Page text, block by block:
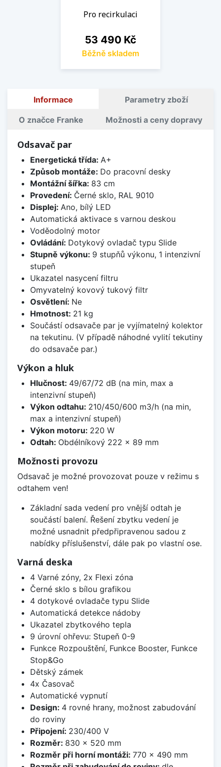
Pro recirkulaci
Cena
53 490 Kč
Běžně skladem
Informace Parametry zboží
O značce Franke Možnosti a ceny dopravy
Odsavač par
Energetická třída: A+
Způsob montáže: Do pracovní desky
Montážní šířka: 83 cm
Provedení: Černé sklo, RAL 9010
Displej: Ano, bílý LED
Automatická aktivace s varnou deskou
Voděodolný motor
Ovládání: Dotykový ovladač typu Slide
Stupně výkonu: 9 stupňů výkonu, 1 intenzivní
stupeň
Ukazatel nasycení filtru
Omyvatelný kovový tukový filtr
Osvětlení: Ne
Hmotnost: 21 kg
Součástí odsavače par je vyjímatelný kolektor
na tekutinu. (V případě náhodné vylití tekutiny
do odsavače par.)
Výkon a hluk
Hlučnost: 49/67/72 dB (na min, max a
intenzivní stupeň)
Výkon odtahu: 210/450/600 m3/h (na min,
max a intenzivní stupeň)
Výkon motoru: 220 W
Odtah: Obdélníkový 222 x 89 mm
Možnosti provozu
Odsavač je možné provozovat pouze v režimu s
odtahem ven!
Základní sada vedení pro vnější odtah je
součástí balení. Řešení zbytku vedení je
možné usnadnit předpřipravenou sadou z
nabídky příslušenství, dále pak po vlastní ose.
Varná deska
4 Varné zóny, 2x Flexi zóna
Černé sklo s bílou grafikou
4 dotykové ovladače typu Slide
Automatická detekce nádoby
Ukazatel zbytkového tepla
9 úrovní ohřevu: Stupeň 0-9
Funkce Rozpouštění, Funkce Booster, Funkce
Stop&Go
Dětský zámek
4x Časovač
Automatické vypnutí
Design: 4 rovné hrany, možnost zabudování
do roviny
Připojení: 230/400 V
Rozměr: 830 x 520 mm
Rozměr při horní montáži: 770 x 490 mm